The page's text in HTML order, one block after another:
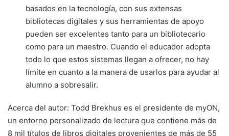
basados en la tecnología, con sus extensas
bibliotecas digitales y sus herramientas de apoyo
pueden ser excelentes tanto para un bibliotecario
como para un maestro. Cuando el educador adopta
todo lo que estos sistemas llegan a ofrecer, no hay
límite en cuanto a la manera de usarlos para ayudar al
alumno a sobresalir.
Acerca del autor: Todd Brekhus es el presidente de myON,
un entorno personalizado de lectura que contiene más de
8 mil títulos de libros digitales provenientes de más de 55